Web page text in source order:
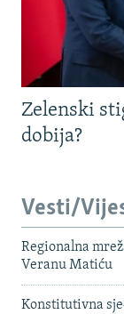
Zelenski
dobija?
Vesti/
Regionalna
Veranu Matiću
Konstitutivna